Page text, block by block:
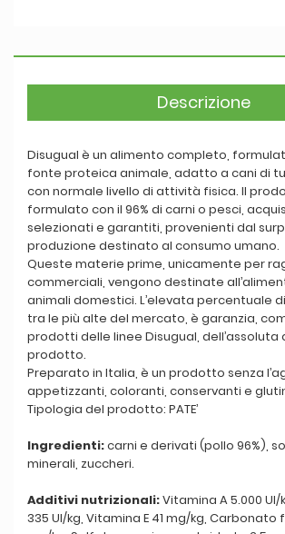
Descrizione
Disugual è un alimento completo,
fonte proteica animale, adatto a cani di
con normale livello di attività fisica. Il
formulato con il 96% di carni o pesci,
selezionati e garantiti, provenienti dal
produzione destinato al consumo umano.
Queste materie prime, unicamente per
commerciali, vengono destinate
animali domestici. L’elevata percentuale
tra le più alte del mercato, è garanzia,
prodotti delle linee Disugual, dell’assoluta
prodotto.
Preparato in Italia, è un prodotto senza
appetizzanti, coloranti, conservanti e
Tipologia del prodotto: PATE’
Ingredienti:carni e derivati (pollo 96%),
minerali, zuccheri.
Additivi nutrizionali:Vitamina A 5.000
335 UI/kg, Vitamina E 41 mg/kg, Carbonato